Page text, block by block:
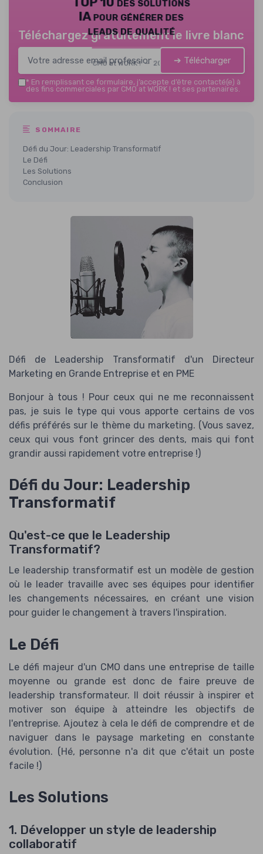
IA pour générer des
leads de qualité
CMO at WORK ! — 2026
Téléchargez gratuitement le livre blanc
➔ Télécharger
* En remplissant ce formulaire, j’accepte d’être contacté(e) à
des fins commerciales par CMO at WORK ! et ses partenaires.
SOMMAIRE
Défi du Jour: Leadership Transformatif
Le Défi
Les Solutions
Conclusion
Défi de Leadership Transformatif d'un Directeur
Marketing en Grande Entreprise et en PME
Bonjour à tous ! Pour ceux qui ne me reconnaissent
pas, je suis le type qui vous apporte certains de vos
défis préférés sur le thème du marketing. (Vous savez,
ceux qui vous font grincer des dents, mais qui font
grandir aussi rapidement votre entreprise !)
Défi du Jour: Leadership
Transformatif
Qu'est-ce que le Leadership
Transformatif?
Le leadership transformatif est un modèle de gestion
où le leader travaille avec ses équipes pour identifier
les changements nécessaires, en créant une vision
pour guider le changement à travers l'inspiration.
Le Défi
Le défi majeur d'un CMO dans une entreprise de taille
moyenne ou grande est donc de faire preuve de
leadership transformateur. Il doit réussir à inspirer et
motiver son équipe à atteindre les objectifs de
l'entreprise. Ajoutez à cela le défi de comprendre et de
naviguer dans le paysage marketing en constante
évolution. (Hé, personne n'a dit que c'était un poste
facile !)
Les Solutions
1. Développer un style de leadership
collaboratif